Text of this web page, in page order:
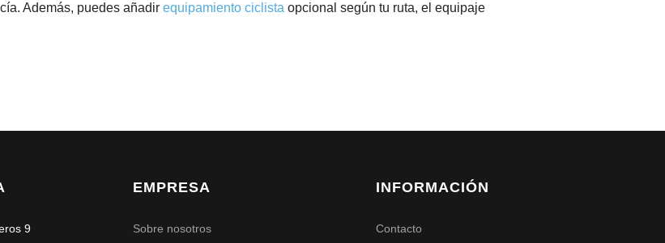
Además, puedes añadir equipamiento ciclista opcional según tu ruta, el equipaje
9
EMPRESA
Sobre nosotros
INFORMACIÓN
Contacto